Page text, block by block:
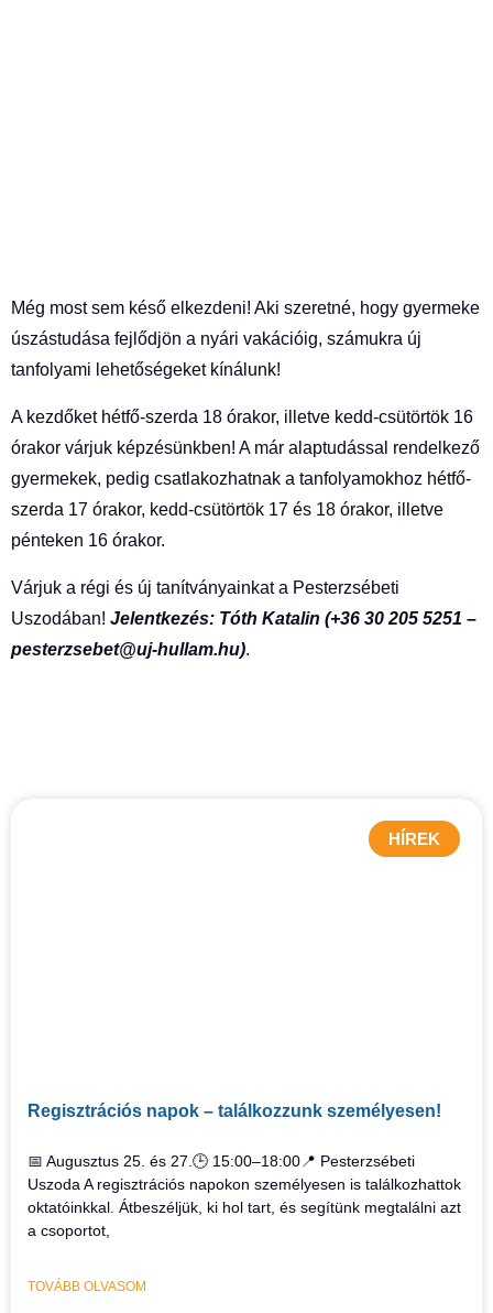
Még most sem késő elkezdeni! Aki szeretné, hogy gyermeke
úszástudása fejlődjön a nyári vakációig, számukra új
tanfolyami lehetőségeket kínálunk!
A kezdőket hétfő-szerda 18 órakor, illetve kedd-csütörtök 16
órakor várjuk képzésünkben! A már alaptudással rendelkező
gyermekek, pedig csatlakozhatnak a tanfolyamokhoz hétfő-
szerda 17 órakor, kedd-csütörtök 17 és 18 órakor, illetve
pénteken 16 órakor.
Várjuk a régi és új tanítványainkat a Pesterzsébeti
Uszodában! Jelentkezés: Tóth Katalin (+36 30 205 5251 –
pesterzsebet@uj-hullam.hu).
HÍREK
Regisztrációs napok – találkozzunk személyesen!
📅 Augusztus 25. és 27.🕒 15:00–18:00📍 Pesterzsébeti
Uszoda A regisztrációs napokon személyesen is találkozhattok
oktatóinkkal. Átbeszéljük, ki hol tart, és segítünk megtalálni azt
a csoportot,
TOVÁBB OLVASOM